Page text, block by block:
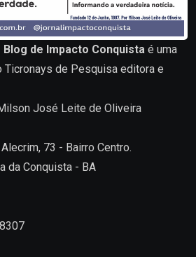
de Impacto Conquista é uma
de Pesquisa editora e
José Leite de Oliveira
73 - Bairro Centro.
da Conquista - BA